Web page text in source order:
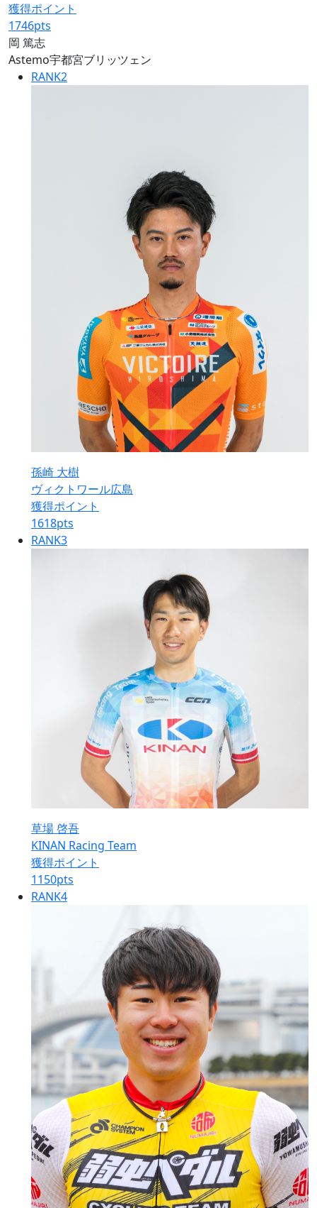
獲得ポイント
1746pts
岡 篤志
Astemo宇都宮ブリッツェン
RANK2
孫崎 大樹
ヴィクトワール広島
獲得ポイント
1618pts
RANK3
草場 啓吾
KINAN Racing Team
獲得ポイント
1150pts
RANK4